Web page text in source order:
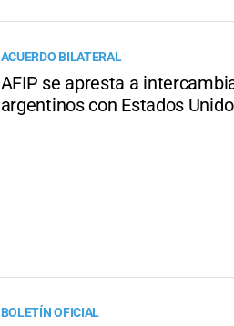
ACUERDO BILATERAL
AFIP se apresta a
argentinos con Estados
BOLETÍN OFICIAL